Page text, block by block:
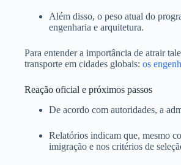
Além disso, o peso atual do
engenharia e arquitetura.
Para entender a importância de atrair
transporte em cidades globais: os
Reação oficial e próximos passos
De acordo com autoridades, a
Relatórios indicam que, mesmo
imigração e nos critérios de